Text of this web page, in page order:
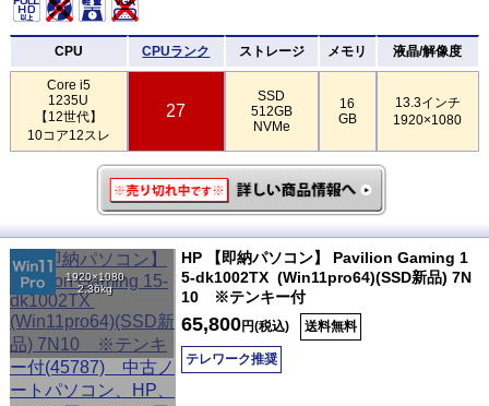
CPU CPUランク ストレージ メモリ 液晶/解像度
Core i5
1235U
【12世代】
10コア12スレ
27
SSD
512GB
NVMe
16
GB
13.3インチ
1920×1080
1920×1080
2.36kg
HP 【即納パソコン】 Pavilion Gaming 1
5-dk1002TX (Win11pro64)(SSD新品) 7N
10 ※テンキー付
65,800円(税込) 送料無料
テレワーク推奨